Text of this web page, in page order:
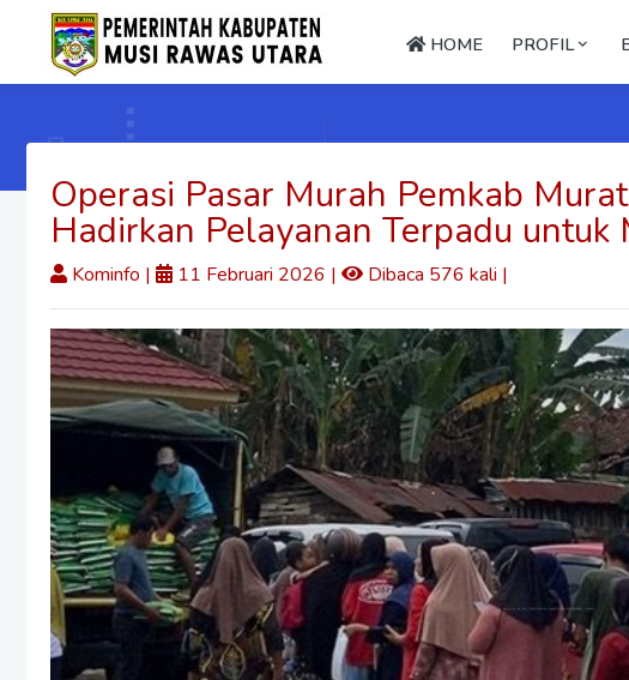
HOME PROFIL
Operasi Pasar Murah Pemkab
Hadirkan Pelayanan Terpadu untuk
Kominfo | 11 Februari 2026 | Dibaca 576 kali |